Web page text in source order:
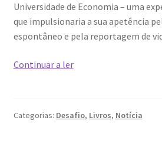
Universidade de Economia – uma
que impulsionaria a sua apetência
espontâneo e pela reportagem de
Continuar a lerViaje
apenas
Categorias: Desafio, Livros, Notícia